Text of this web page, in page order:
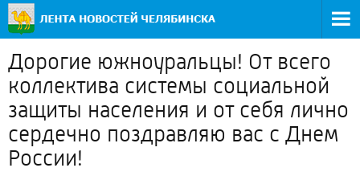
Дорогие южноуральцы! От всего
коллектива системы социальной
защиты населения и от себя лично
сердечно поздравляю вас с Днем
России!